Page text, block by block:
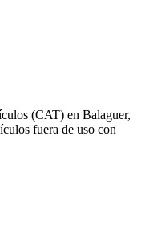
(CAT) en Balaguer,
fuera de uso con